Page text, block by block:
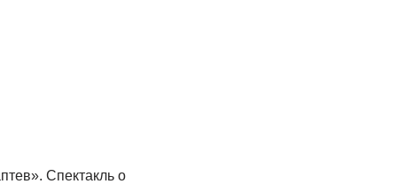
Спектакль о